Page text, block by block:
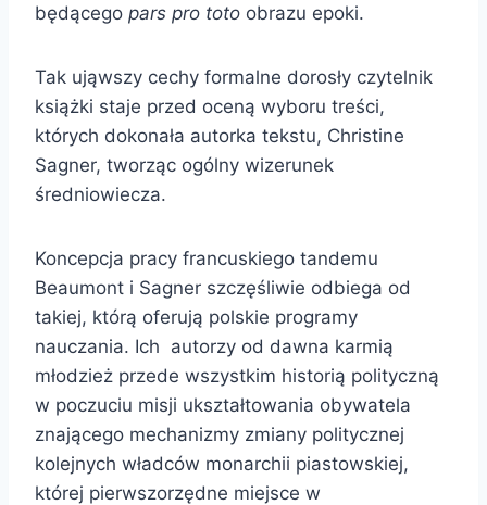
będącego pars pro toto obrazu epoki.
Tak ująwszy cechy formalne dorosły czytelnik
książki staje przed oceną wyboru treści,
których dokonała autorka tekstu, Christine
Sagner, tworząc ogólny wizerunek
średniowiecza.
Koncepcja pracy francuskiego tandemu
Beaumont i Sagner szczęśliwie odbiega od
takiej, którą oferują polskie programy
nauczania. Ich autorzy od dawna karmią
młodzież przede wszystkim historią polityczną
w poczuciu misji ukształtowania obywatela
znającego mechanizmy zmiany politycznej
kolejnych władców monarchii piastowskiej,
której pierwszorzędne miejsce w